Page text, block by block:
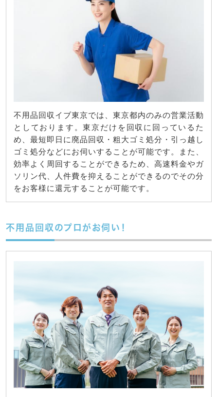
不用品回収イブ東京では、東京都内のみの営業活動
としております。東京だけを回収に回っているた
め、最短即日に廃品回収・粗大ゴミ処分・引っ越し
ゴミ処分などにお伺いすることが可能です。また、
効率よく周回することができるため、高速料金やガ
ソリン代、人件費を抑えることができるのでその分
をお客様に還元することが可能です。
不用品回収のプロがお伺い！